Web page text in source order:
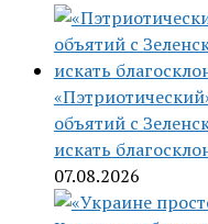
объятий с
искать
07.08.2026